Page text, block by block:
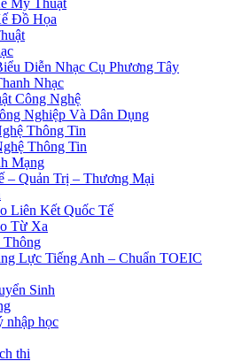
Mỹ Thuật
Đồ Họa
Diễn Nhạc Cụ Phương Tây
Nhạc
Công Nghệ
Nghiệp Và Dân Dụng
Thông Tin
Thông Tin
Mạng
– Quản Trị – Thương Mại
Liên Kết Quốc Tế
Từ Xa
Thông
Lực Tiếng Anh – Chuẩn TOEIC
Sinh
nhập học
thi